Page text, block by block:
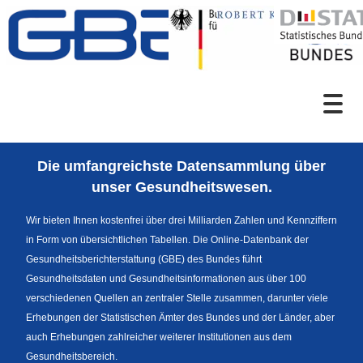
Zum Inhalt
Sprachumschaltung
Die umfangreichste Datensammlung über
unser Gesundheitswesen.
Wir bieten Ihnen kostenfrei über drei Milliarden Zahlen und Kennziffern
in Form von übersichtlichen Tabellen. Die Online-Datenbank der
Gesundheitsberichterstattung (GBE) des Bundes führt
Gesundheitsdaten und Gesundheitsinformationen aus über 100
verschiedenen Quellen an zentraler Stelle zusammen, darunter viele
Erhebungen der Statistischen Ämter des Bundes und der Länder, aber
auch Erhebungen zahlreicher weiterer Institutionen aus dem
Gesundheitsbereich.